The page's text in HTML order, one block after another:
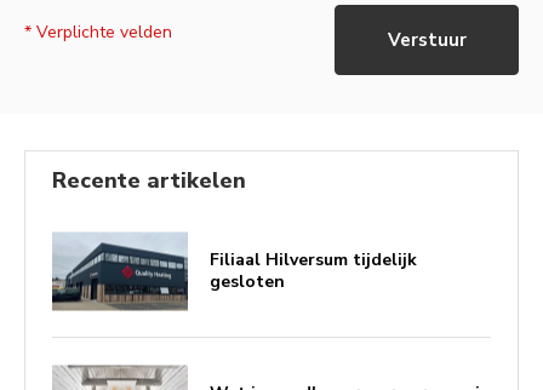
* Verplichte velden Verstuur
Recente artikelen
Filiaal Hilversum tijdelijk
gesloten